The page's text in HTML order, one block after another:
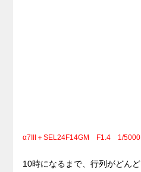
α7III＋SEL24F14GM F1.4 1/
10時になるまで、行列がどん